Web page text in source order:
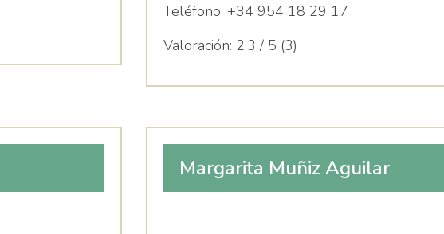
Teléfono: +34 954 18 29 17
Valoración: 2.3 / 5 (3)
Margarita Muñiz Aguilar